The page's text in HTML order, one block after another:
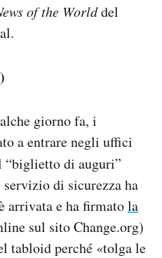
of the Worlddel
)
giorno fa, i
a entrare negli uffici
“biglietto di auguri”
di sicurezza ha
arrivata e ha firmatola
sul sito Change.org)
tabloid perché «tolga le